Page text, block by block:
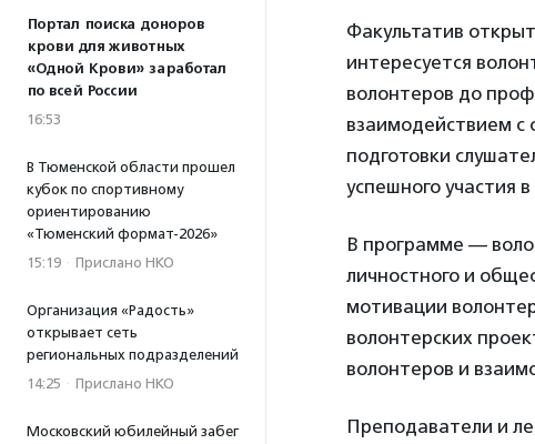
Портал поиска доноров
крови для животных
«Одной Крови» заработал
по всей России
16:53
В Тюменской области прошел
кубок по спортивному
ориентированию
«Тюменский формат-2026»
15:19 · Прислано НКО
Организация «Радость»
открывает сеть
региональных подразделений
14:25 · Прислано НКО
Московский юбилейный забег
Факультатив
интересуется
волонтеров до
взаимодействием
подготовки
успешного участия
В программе —
личностного и
мотивации
волонтерских
волонтеров и
Преподаватели и